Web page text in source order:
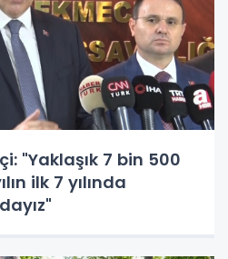
"Yaklaşık 7 bin 500
ilk 7 yılında